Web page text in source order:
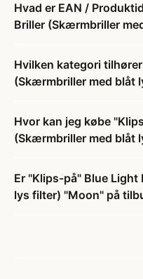
Hvad er EAN /
Briller (Skærmbriller
Hvilken kategori
(Skærmbriller med blåt
Hvor kan jeg købe
(Skærmbriller med blåt
Er "Klips-på" Blue
lys filter) "Moon" på